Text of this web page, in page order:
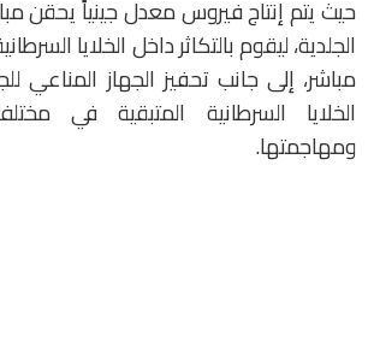
حيث يتم إنتاج فيروس معدل جينياً يحقن
الجلدية، ليقوم بالتكاثر داخل الخلايا
مباشر، إلى جانب تحفيز الجهاز المناعي
الخلايا السرطانية المتبقية في
ومهاجمتها.